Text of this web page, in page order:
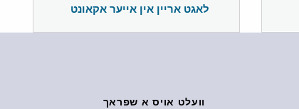
לאגט אריין אין אייער אקאונט
וועלט אויס א שפראך